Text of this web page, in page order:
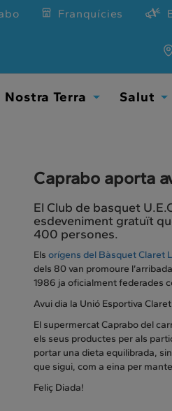
Franquícies
Nostra Terra Salut
Caprabo aporta
El Club de basquet
esdeveniment gratuït
400 persones.
Els orígens del Bàsquet Claret
dels 80 van promoure
1986 ja oficialment federades
Avui dia la Unió Esportiva
El supermercat Caprabo del
els seus productes per als
portar una dieta equilibrada,
que sigui, com a eina per
Feliç Diada!